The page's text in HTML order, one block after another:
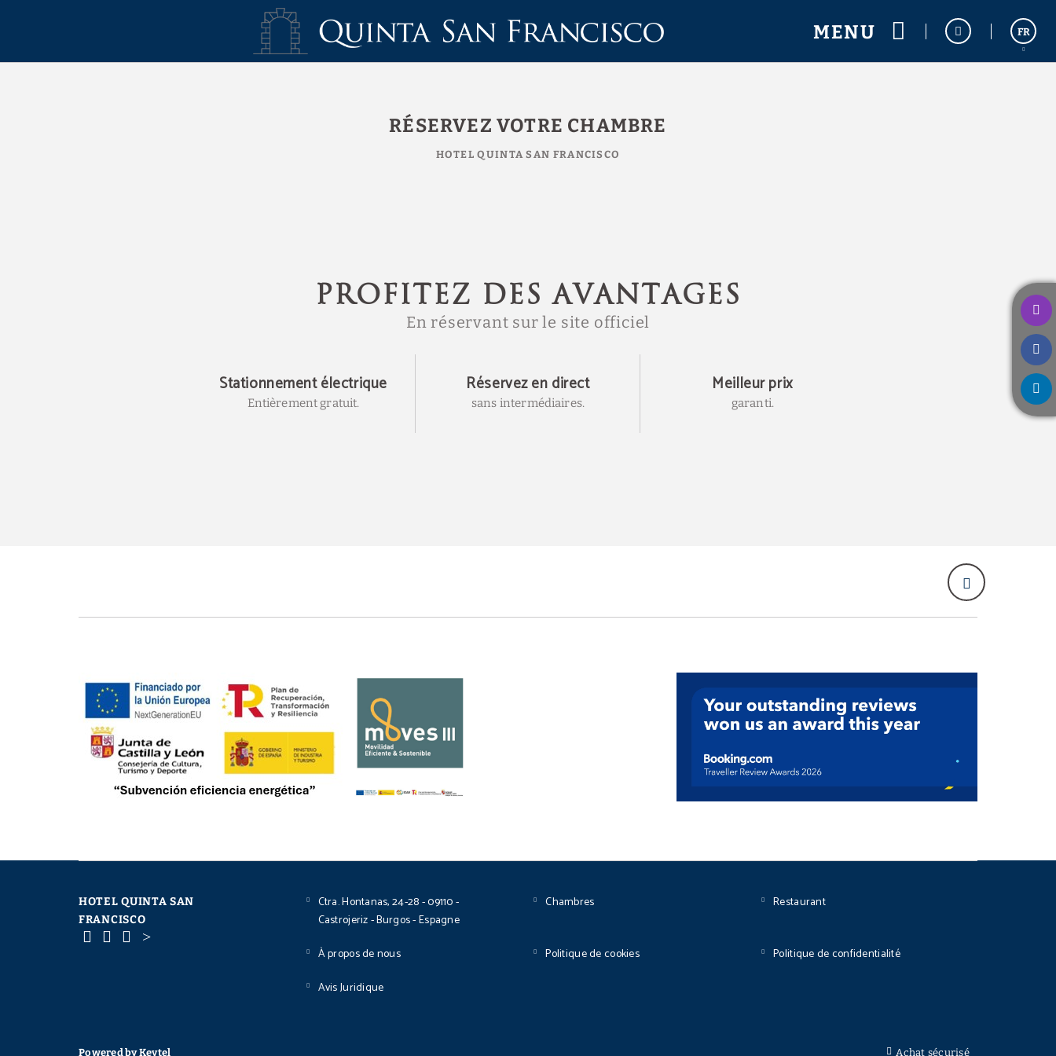
MENU FR
Réservez votre séjour à l' Hotel Quinta San Francisco - Site web officiel
RÉSERVEZ VOTRE CHAMBRE
HOTEL QUINTA SAN FRANCISCO
PROFITEZ DES AVANTAGES
En réservant sur le site officiel
Stationnement électrique
Entièrement gratuit.
Réservez en direct
sans intermédiaires.
Meilleur prix
garanti.
HOTEL QUINTA SAN
FRANCISCO
Ctra. Hontanas, 24-28 - 09110 -
Castrojeriz - Burgos - Espagne
Chambres Restaurant
À propos de nous Politique de cookies
Politique de confidentialité
Avis Juridique
Powered by Keytel Achat sécurisé